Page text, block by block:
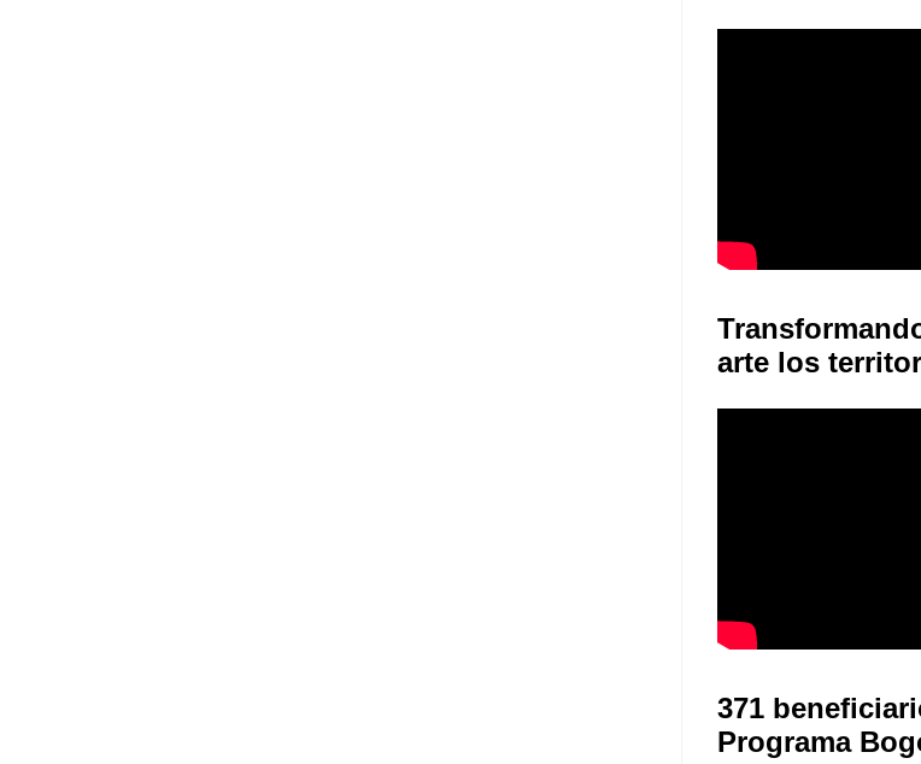
arte los
371
Programa